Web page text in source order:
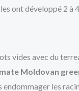
ont développé 2
vides avec du
Moldovan
les